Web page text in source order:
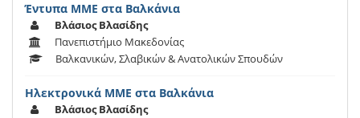
Έντυπα ΜΜΕ στα Βαλκάνια
Βλάσιος Βλασίδης
Πανεπιστήμιο Μακεδονίας
Βαλκανικών, Σλαβικών & Ανατολικών Σπουδών
Ηλεκτρονικά ΜΜΕ στα Βαλκάνια
Βλάσιος Βλασίδης